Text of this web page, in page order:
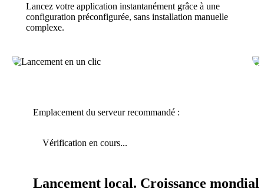
Lancez votre application instantanément grâce à une
configuration préconfigurée, sans installation manuelle
complexe.
Emplacement du serveur recommandé :
Vérification en cours...
Lancement local. Croissance